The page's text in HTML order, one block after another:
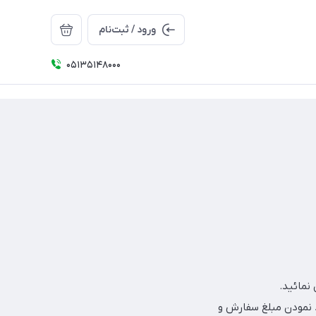
ورود / ثبت‌نام
05135148000
نمودن مبلغ سفارش و